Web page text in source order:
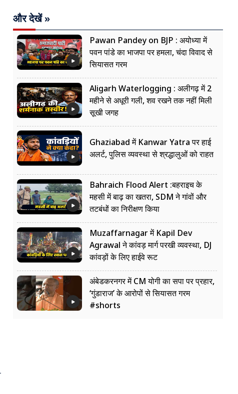
और देखें »
Pawan Pandey on BJP : अयोध्या में
पवन पांडे का भाजपा पर हमला, चंदा विवाद से
सियासत गरम
Aligarh Waterlogging : अलीगढ़ में 2
महीने से अधूरी गली, शव रखने तक नहीं मिली
सूखी जगह
Ghaziabad में Kanwar Yatra पर हाई
अलर्ट, पुलिस व्यवस्था से श्रद्धालुओं को राहत
Bahraich Flood Alert :बहराइच के
महसी में बाढ़ का खतरा, SDM ने गांवों और
तटबंधों का निरीक्षण किया
Muzaffarnagar में Kapil Dev
Agrawal ने कांवड़ मार्ग परखी व्यवस्था, DJ
कांवड़ों के लिए हाईवे रूट
अंबेडकरनगर में CM योगी का सपा पर प्रहार,
‘गुंडाराज’ के आरोपों से सियासत गरम
#shorts